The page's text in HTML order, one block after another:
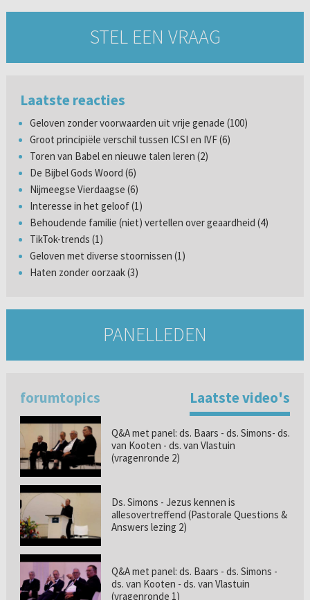
STEL EEN VRAAG
Laatste reacties
Geloven zonder voorwaarden uit vrije genade (100)
Groot principiële verschil tussen ICSI en IVF (6)
Toren van Babel en nieuwe talen leren (2)
De Bijbel Gods Woord (6)
Nijmeegse Vierdaagse (6)
Interesse in het geloof (1)
Behoudende familie (niet) vertellen over geaardheid (4)
TikTok-trends (1)
Geloven met diverse stoornissen (1)
Haten zonder oorzaak (3)
PANELLEDEN
forumtopics Laatste video's
Q&A met panel: ds. Baars - ds. Simons- ds.
van Kooten - ds. van Vlastuin
(vragenronde 2)
Ds. Simons - Jezus kennen is
allesovertreffend (Pastorale Questions &
Answers lezing 2)
Q&A met panel: ds. Baars - ds. Simons -
ds. van Kooten - ds. van Vlastuin
(vragenronde 1)